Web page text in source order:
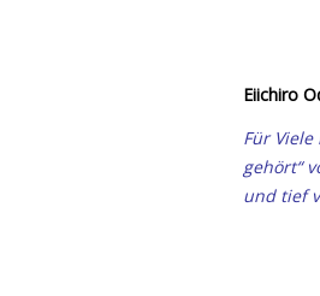
Eiichiro
Für
gehört“
und tief